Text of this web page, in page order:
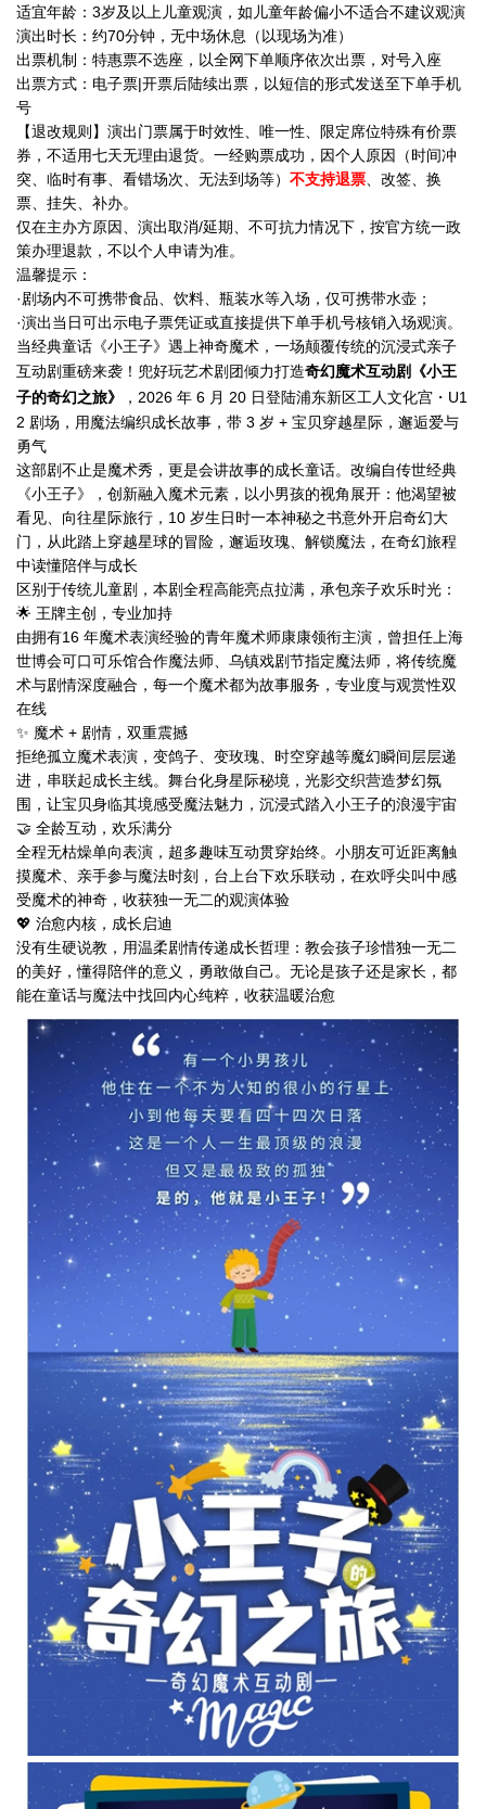
适宜年龄：3岁及以上儿童观演，如儿童年龄偏小不适合不建议观演
演出时长：约70分钟，无中场休息（以现场为准）
出票机制：特惠票不选座，以全网下单顺序依次出票，对号入座
出票方式：电子票|开票后陆续出票，以短信的形式发送至下单手机
号
【退改规则】演出门票属于时效性、唯一性、限定席位特殊有价票
券，不适用七天无理由退货。一经购票成功，因个人原因（时间冲
突、临时有事、看错场次、无法到场等） 不支持退票、改签、换
票、挂失、补办。
仅在主办方原因、演出取消/延期、不可抗力情况下，按官方统一政
策办理退款，不以个人申请为准。
温馨提示：
·剧场内不可携带食品、饮料、瓶装水等入场，仅可携带水壶；
·演出当日可出示电子票凭证或直接提供下单手机号核销入场观演。
当经典童话《小王子》遇上神奇魔术，一场颠覆传统的沉浸式亲子
互动剧重磅来袭！兜好玩艺术剧团倾力打造奇幻魔术互动剧《小王
子的奇幻之旅》
，2026 年 6 月 20 日登陆浦东新区工人文化宫・U1
2 剧场，用魔法编织成长故事，带 3 岁 + 宝贝穿越星际，邂逅爱与
勇气
这部剧不止是魔术秀，更是会讲故事的成长童话。改编自传世经典
《小王子》，创新融入魔术元素，以小男孩的视角展开：他渴望被
看见、向往星际旅行，10 岁生日时一本神秘之书意外开启奇幻大
门，从此踏上穿越星球的冒险，邂逅玫瑰、解锁魔法，在奇幻旅程
中读懂陪伴与成长
区别于传统儿童剧，本剧全程高能亮点拉满，承包亲子欢乐时光：
🌟 王牌主创，专业加持
由拥有16 年魔术表演经验的青年魔术师康康领衔主演，曾担任上海
世博会可口可乐馆合作魔法师、乌镇戏剧节指定魔法师，将传统魔
术与剧情深度融合，每一个魔术都为故事服务，专业度与观赏性双
在线
✨ 魔术 + 剧情，双重震撼
拒绝孤立魔术表演，变鸽子、变玫瑰、时空穿越等魔幻瞬间层层递
进，串联起成长主线。舞台化身星际秘境，光影交织营造梦幻氛
围，让宝贝身临其境感受魔法魅力，沉浸式踏入小王子的浪漫宇宙
🤝 全龄互动，欢乐满分
全程无枯燥单向表演，超多趣味互动贯穿始终。小朋友可近距离触
摸魔术、亲手参与魔法时刻，台上台下欢乐联动，在欢呼尖叫中感
受魔术的神奇，收获独一无二的观演体验
💖 治愈内核，成长启迪
没有生硬说教，用温柔剧情传递成长哲理：教会孩子珍惜独一无二
的美好，懂得陪伴的意义，勇敢做自己。无论是孩子还是家长，都
能在童话与魔法中找回内心纯粹，收获温暖治愈